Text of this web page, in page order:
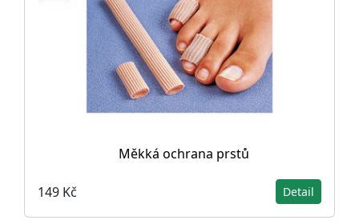
Měkká ochrana prstů
149 Kč Detail